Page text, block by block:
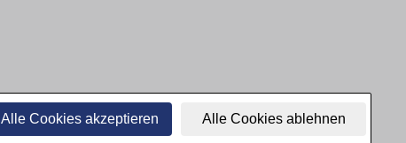
Alle Cookies akzeptieren Alle Cookies ablehnen